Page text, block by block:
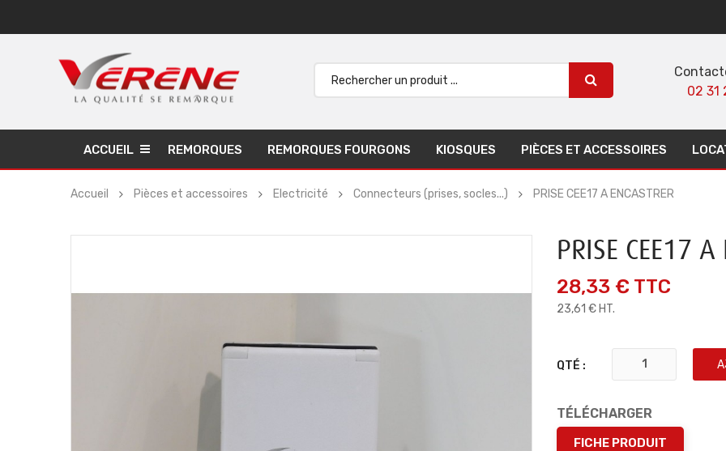
02 31
ACCUEIL REMORQUES REMORQUES FOURGONS KIOSQUES PIÈCES ET ACCESSOIRES
Accueil Pièces et accessoires Electricité Connecteurs (prises, socles...) PRISE CEE17 A ENCASTRER
PRISE CEE17 A
28,33 € TTC
23,61 € HT.
QTÉ :
TÉLÉCHARGER
FICHE PRODUIT